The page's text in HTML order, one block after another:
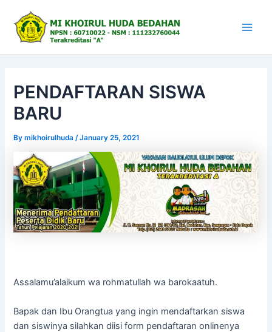
content
PENDAFTARAN SISWA
BARU
Bymikhoirulhuda/January 25, 2021
Assalamu’alaikum wa rohmatullah wa barokaatuh.
Bapak dan Ibu Orangtua yang ingin mendaftarkan siswa
dan siswinya silahkan diisi form pendaftaran onlinenya